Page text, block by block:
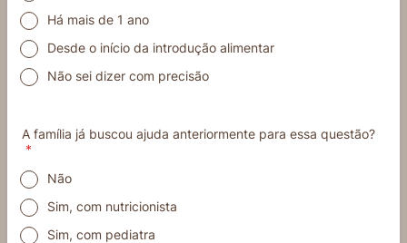
Há mais de 1 ano
Desde o início da introdução alimentar
Não sei dizer com precisão
A família já buscou ajuda anteriormente para essa questão?
*
Não
Sim, com nutricionista
Sim, com pediatra